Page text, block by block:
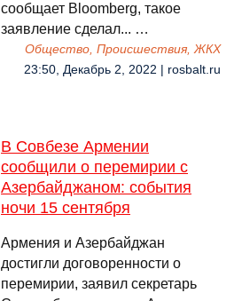
сообщает Bloomberg, такое
заявление сделал... …
Общество, Происшествия, ЖКХ
23:50, Декабрь 2, 2022 | rosbalt.ru
В Совбезе Армении
сообщили о перемирии с
Азербайджаном: события
ночи 15 сентября
Армения и Азербайджан
достигли договоренности о
перемирии, заявил секретарь